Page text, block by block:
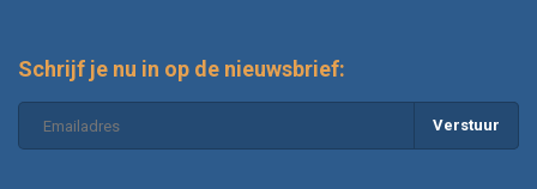
Schrijf je nu in op de nieuwsbrief:
Verstuur